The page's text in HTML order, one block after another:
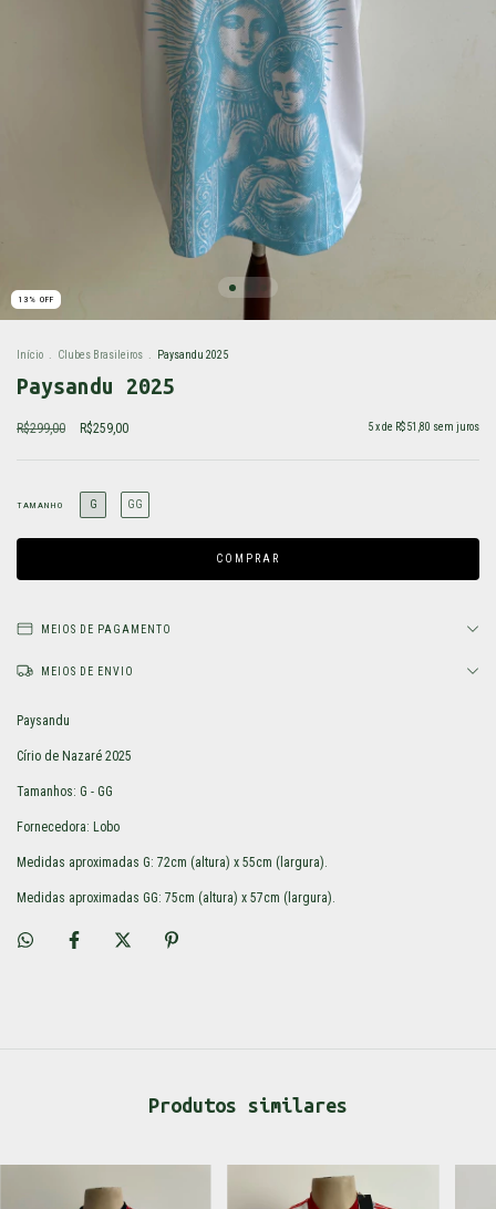
13 % OFF
Início . Clubes Brasileiros . Paysandu 2025
Paysandu 2025
R$299,00 R$259,00 5x de R$51,80 sem juros
TAMANHO G GG
MEIOS DE PAGAMENTO
MEIOS DE ENVIO
Paysandu
Círio de Nazaré 2025
Tamanhos: G - GG
Fornecedora: Lobo
Medidas aproximadas G: 72cm (altura) x 55cm (largura).
Medidas aproximadas GG: 75cm (altura) x 57cm (largura).
Produtos similares